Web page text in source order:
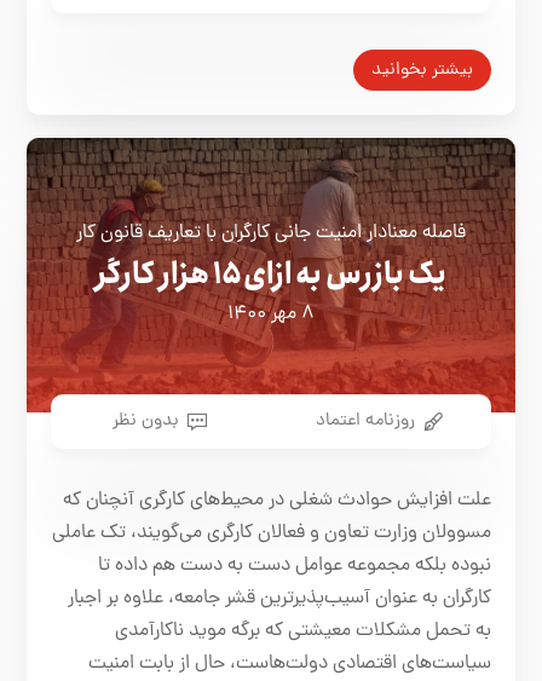
بیشتر بخوانید
فاصله معنادار امنيت جانی كارگران با تعاريف قانون كار
یک بازرس به ازای ۱۵ هزار کارگر
۸ مهر ۱۴۰۰
روزنامه اعتماد بدون نظر
علت افزايش حوادث شغلی در محيط‌های كارگری آنچنان كه
مسوولان وزارت تعاون و فعالان كارگری می‌گويند، تک عاملی
نبوده بلكه مجموعه عوامل دست به دست هم داده تا
كارگران به عنوان آسيب‌پذيرترين قشر جامعه، علاوه بر اجبار
به تحمل مشكلات معيشتی كه برگه مويد ناكارآمدی
سياست‌های اقتصادی دولت‌هاست، حال از بابت امنيت